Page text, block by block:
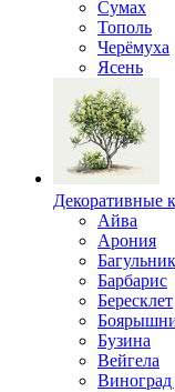
Сумах
Тополь
Черёмуха
Ясень
Декоративные
Айва
Арония
Багульник
Барбарис
Бересклет
Бузина
Вейгела
Виноград